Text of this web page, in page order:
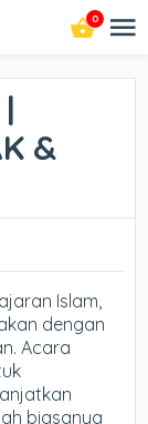
0
&
Islam,
dengan
Acara
biasanya